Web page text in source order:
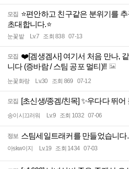
모집 ⭐️편안하고 친구같은 분위기를
초대합니다.⭐️
눈꽃밭 Lv.7 조회 838 07-13
모집 ❤️[겜생겜사] 여기서 처음 만나,
니다 (증바람 / 스팀 공포 멀티)‼️
눈꽃화랑 Lv.30 조회 869 07-12
모집 [초신생/종겜/친목] ✨우다다 뛰어
송이시끄러워 Lv.9 조회 1032 07-06
정보 스팀세일트래커를 만들었습니다.
아skw이지 Lv.19 조회 1434 07-03